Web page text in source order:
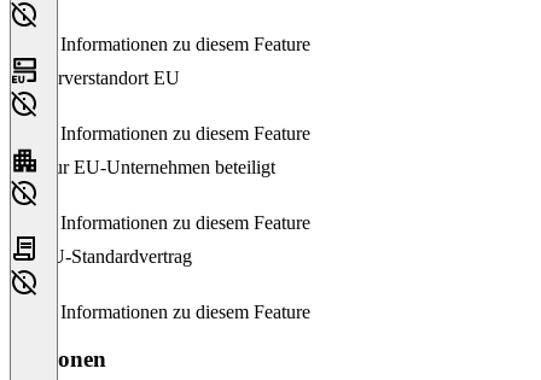
Keine Informationen zu diesem Feature
Serverstandort EU
Keine Informationen zu diesem Feature
Nur EU-Unternehmen beteiligt
Keine Informationen zu diesem Feature
EU-Standardvertrag
Keine Informationen zu diesem Feature
Versionen